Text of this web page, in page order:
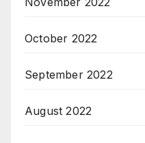
October 2022
September 2022
August 2022